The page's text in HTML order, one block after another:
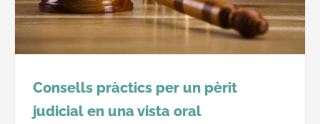
Consells pràctics per un pèrit
judicial en una vista oral